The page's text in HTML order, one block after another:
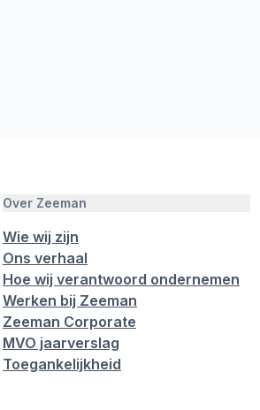
Over Zeeman
Wie wij zijn
Ons verhaal
Hoe wij verantwoord ondernemen
Werken bij Zeeman
Zeeman Corporate
MVO jaarverslag
Toegankelijkheid